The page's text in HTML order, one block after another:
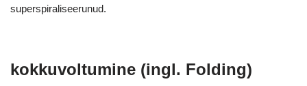
superspiraliseerunud.
kokkuvoltumine (ingl. Folding)